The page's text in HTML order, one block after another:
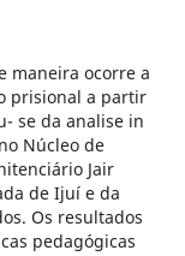
maneira ocorre a
prisional a partir
se da analise in
Núcleo de
Jair
de Ijuí e da
Os resultados
pedagógicas